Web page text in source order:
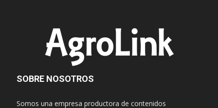
SOBRE NOSOTROS
Somos una empresa productora de contenidos